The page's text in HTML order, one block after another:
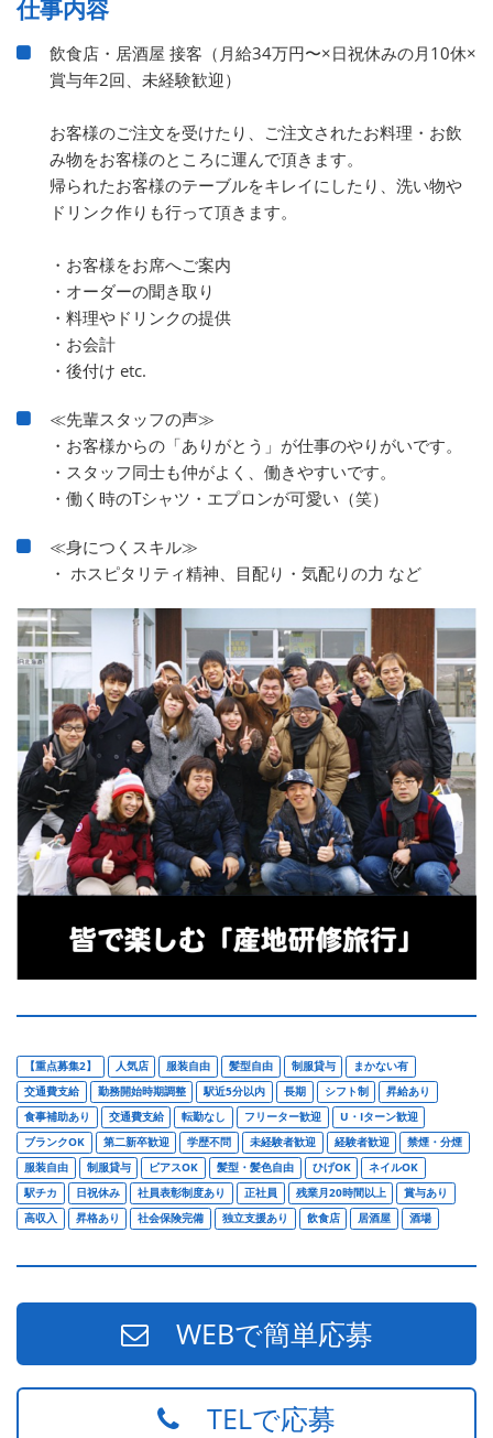
仕事内容
飲食店・居酒屋 接客（月給34万円〜×日祝休みの月10休×
賞与年2回、未経験歓迎）
お客様のご注文を受けたり、ご注文されたお料理・お飲
み物をお客様のところに運んで頂きます。
帰られたお客様のテーブルをキレイにしたり、洗い物や
ドリンク作りも行って頂きます。
・お客様をお席へご案内
・オーダーの聞き取り
・料理やドリンクの提供
・お会計
・後付け etc.
≪先輩スタッフの声≫
・お客様からの「ありがとう」が仕事のやりがいです。
・スタッフ同士も仲がよく、働きやすいです。
・働く時のTシャツ・エプロンが可愛い（笑）
≪身につくスキル≫
・ ホスピタリティ精神、目配り・気配りの力 など
【重点募集2】 人気店 服装自由 髪型自由 制服貸与
まかない有
交通費支給
勤務開始時期調整 駅近5分以内 長期 シフト制
昇給あり
食事補助あり
交通費支給 転勤なし フリーター歓迎
U・Iターン歓迎
ブランクOK
第二新卒歓迎 学歴不問 未経験者歓迎 経験者歓迎
禁煙・分煙
服装自由
制服貸与 ピアスOK 髪型・髪色自由 ひげOK
ネイルOK
駅チカ
日祝休み 社員表彰制度あり 正社員 残業月20時間以上
賞与あり
高収入
昇格あり 社会保険完備 独立支援あり 飲食店 居酒屋 酒場
WEBで簡単応募
TELで応募